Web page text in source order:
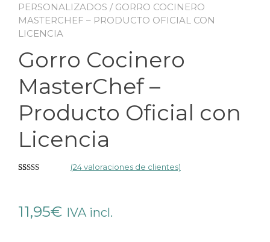
PERSONALIZADOS / GORRO COCINERO
MASTERCHEF – PRODUCTO OFICIAL CON
LICENCIA
Gorro Cocinero
MasterChef –
Producto Oficial con
Licencia
valoraciones
(24valoraciones de clientes)
11,95€ IVA incl.